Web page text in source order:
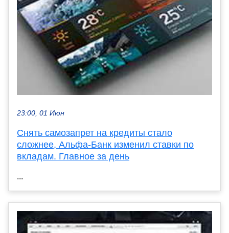
23:00, 01 Июн
Снять самозапрет на кредиты стало
сложнее, Альфа-Банк изменил ставки по
вкладам. Главное за день
...